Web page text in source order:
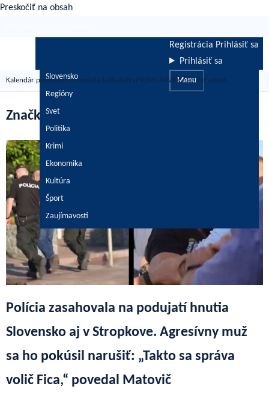
Preskočiť na obsah
Slovensko
Regióny
Svet
Politika
Krimi
Ekonomika
Kultúra
Šport
Zaujímavosti
Registrácia Prihlásiť sa
Prihlásiť sa
Menu
Kalendár podujatíEkonomické kalkulačkyPREMIUMVIDEÁPridať obsah
Značka: matovič
Polícia zasahovala na podujatí hnutia
Slovensko aj v Stropkove. Agresívny muž
sa ho pokúsil narušiť: „Takto sa správa
volič Fica,“ povedal Matovič